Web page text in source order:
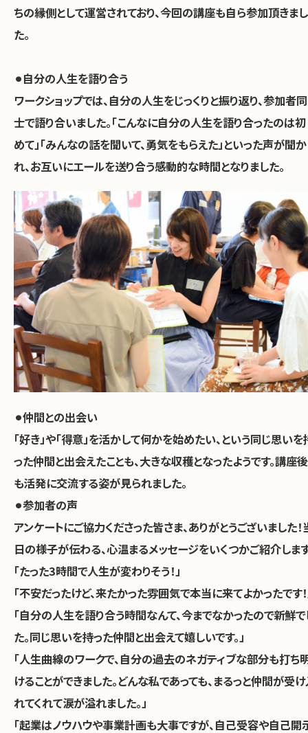
ちの縁側として運営されており、今回の講座も自ら参加頂きまし
た。
⚫︎自分の人生を語り合う
ワークショップでは、自分の人生をじっくりと振り返り、参加者同
士で語り合いました。「こんなに自分の人生を語り合ったのは初
めて」「みんなの話を聞いて、勇気をもらえた」といった声が聞か
れ、お互いにエールを送り合う感動的な時間となりました。
⚫︎仲間との出会い
「好き」や「得意」を活かして何かを始めたい、という同じ思いを
った仲間と出会えたことも、大きな収穫となったようです。講座後
も活発に交流する姿が見られました。
⚫︎参加者の声
アンケートにご協力くださった皆さま、ありがとうございました！
日の様子が伝わる、心温まるメッセージをいくつかご紹介します
「たった3時間で人生が変わりそう！」
「不安だったけど、来たかった雰囲気で本当に来てよかったです！
「自分の人生を語り合う時間なんて、今までなかったので新鮮で
た。同じ思いを持った仲間と出会えて嬉しいです。」
「人生曲線のワークで、自分の過去のネガティブな部分も打ち
けることができました。どんな私であっても、まるっと仲間が受
れてくれて涙が溢れました。」
「起業はノウハウや事業計画も大事ですが、自己受容や自己開